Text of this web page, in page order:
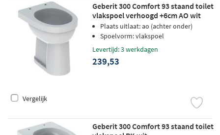
Geberit 300 Comfort 93 staand toilet
vlakspoel verhoogd +6cm AO wit
Plaats uitlaat: ao (achter onder)
Spoelvorm: vlakspoel
Levertijd: 3 werkdagen
239,53
Vergelijk
Geberit 300 Comfort 93 staand toilet